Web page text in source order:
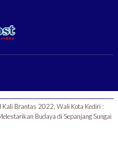
Kali Brantas 2022, Wali Kota Kediri :
Budaya di Sepanjang Sungai